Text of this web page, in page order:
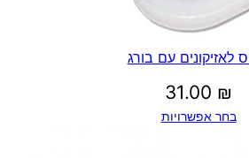
לאזיקונים עם בורג
31.00 ₪
בחר אפשרויות